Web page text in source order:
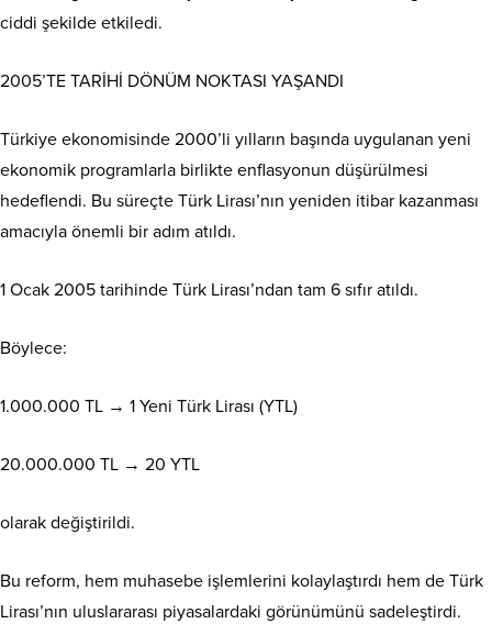
ciddi şekilde etkiledi.
2005’TE TARİHİ DÖNÜM NOKTASI YAŞANDI
Türkiye ekonomisinde 2000’li yılların başında uygulanan yeni
ekonomik programlarla birlikte enflasyonun düşürülmesi
hedeflendi. Bu süreçte Türk Lirası’nın yeniden itibar kazanması
amacıyla önemli bir adım atıldı.
1 Ocak 2005 tarihinde Türk Lirası’ndan tam 6 sıfır atıldı.
Böylece:
1.000.000 TL → 1 Yeni Türk Lirası (YTL)
20.000.000 TL → 20 YTL
olarak değiştirildi.
Bu reform, hem muhasebe işlemlerini kolaylaştırdı hem de Türk
Lirası’nın uluslararası piyasalardaki görünümünü sadeleştirdi.